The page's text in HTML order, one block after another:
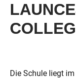
Die Schule liegt